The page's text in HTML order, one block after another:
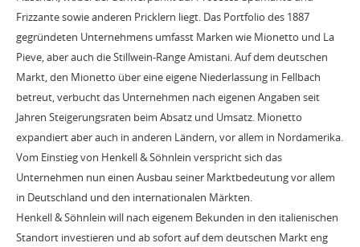
Frizzante sowie anderen Pricklern liegt. Das Portfolio des 1887
gegründeten Unternehmens umfasst Marken wie Mionetto und La
Pieve, aber auch die Stillwein-Range Amistani. Auf dem deutschen
Markt, den Mionetto über eine eigene Niederlassung in Fellbach
betreut, verbucht das Unternehmen nach eigenen Angaben seit
Jahren Steigerungsraten beim Absatz und Umsatz. Mionetto
expandiert aber auch in anderen Ländern, vor allem in Nordamerika.
Vom Einstieg von Henkell & Söhnlein verspricht sich das
Unternehmen nun einen Ausbau seiner Marktbedeutung vor allem
in Deutschland und den internationalen Märkten.
Henkell & Söhnlein will nach eigenem Bekunden in den italienischen
Standort investieren und ab sofort auf dem deutschen Markt eng